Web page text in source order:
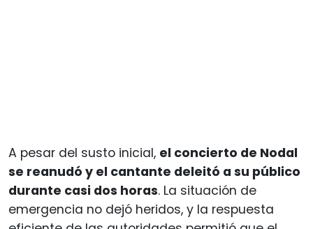
A pesar del susto inicial, el concierto de Nodal
se reanudó y el cantante deleitó a su público
durante casi dos horas. La situación de
emergencia no dejó heridos, y la respuesta